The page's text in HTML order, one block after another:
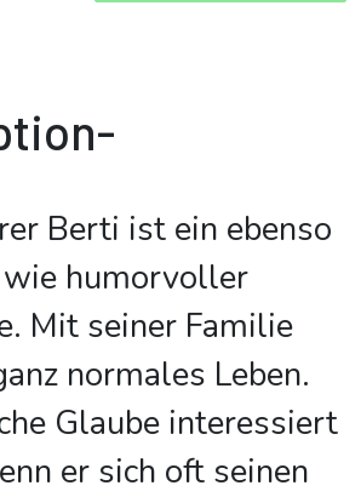
Berti ist ein ebenso
humorvoller
Mit seiner Familie
normales Leben.
Glaube interessiert
er sich oft seinen